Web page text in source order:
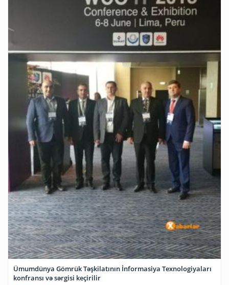
Ümumdünya Gömrük Təşkilatının İnformasiya Texnologiyaları
konfransı və sərgisi keçirilir